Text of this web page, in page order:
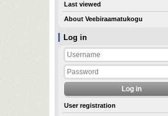
Log in
User registration
Last viewed
About Veebiraamatukogu